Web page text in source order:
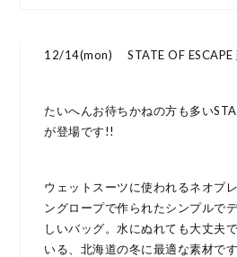
12/14(mon) STATE OF ESCAPE
たいへんお待ちかねの方も多い
が登場です!!
ウェットスーツに使われるネオプ
ングロープで作られたシンプルで
しいバッグ。水にぬれても大丈夫
いる、北海道の冬に最適な素材で